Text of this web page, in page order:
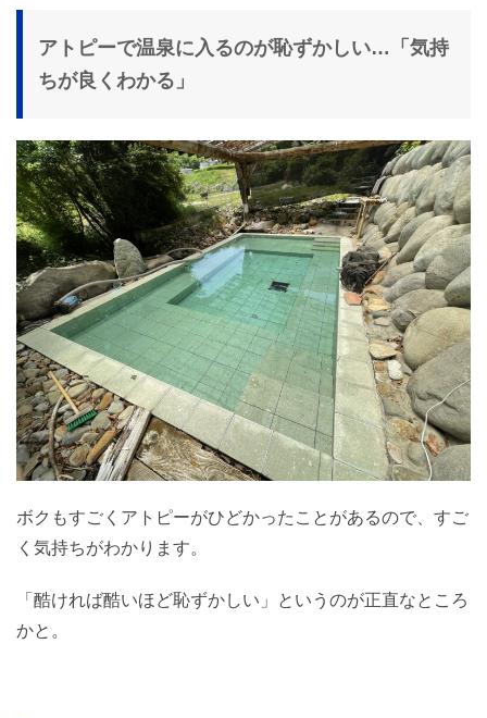
アトピーで温泉に入るのが恥ずかしい…「気持
ちが良くわかる」
ボクもすごくアトピーがひどかったことがあるので、すご
く気持ちがわかります。
「酷ければ酷いほど恥ずかしい」というのが正直なところ
かと。